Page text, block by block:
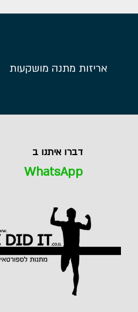
WhatsApp
דברו איתנו ב
אריזות מתנה מושקעות